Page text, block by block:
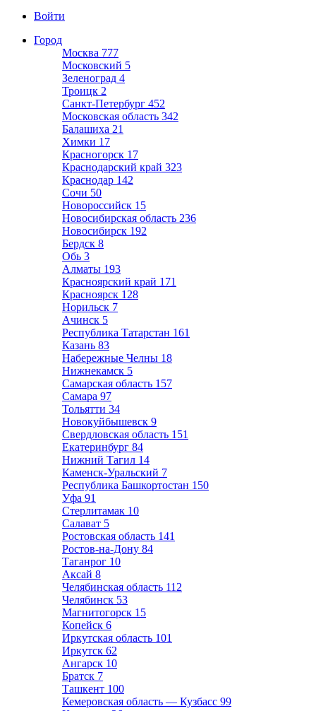
Войти
Город
Москва 777
Московский 5
Зеленоград 4
Троицк 2
Санкт-Петербург 452
Московская область 342
Балашиха 21
Химки 17
Красногорск 17
Краснодарский край 323
Краснодар 142
Сочи 50
Новороссийск 15
Новосибирская область 236
Новосибирск 192
Бердск 8
Обь 3
Алматы 193
Красноярский край 171
Красноярск 128
Норильск 7
Ачинск 5
Республика Татарстан 161
Казань 83
Набережные Челны 18
Нижнекамск 5
Самарская область 157
Самара 97
Тольятти 34
Новокуйбышевск 9
Свердловская область 151
Екатеринбург 84
Нижний Тагил 14
Каменск-Уральский 7
Республика Башкортостан 150
Уфа 91
Стерлитамак 10
Салават 5
Ростовская область 141
Ростов-на-Дону 84
Таганрог 10
Аксай 8
Челябинская область 112
Челябинск 53
Магнитогорск 15
Копейск 6
Иркутская область 101
Иркутск 62
Ангарск 10
Братск 7
Ташкент 100
Кемеровская область — Кузбасс 99